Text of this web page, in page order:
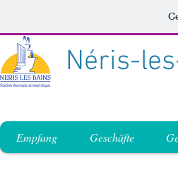
Néris-
Empfang Geschäfte